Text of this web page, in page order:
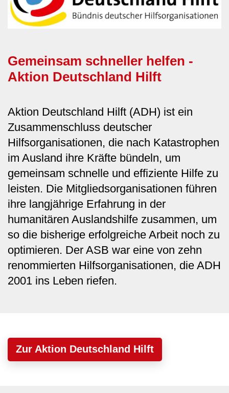
Gemeinsam schneller helfen -
Aktion Deutschland Hilft
Aktion Deutschland Hilft (ADH) ist ein
Zusammenschluss deutscher
Hilfsorganisationen, die nach Katastrophen
im Ausland ihre Kräfte bündeln, um
gemeinsam schnelle und effiziente Hilfe zu
leisten. Die Mitgliedsorganisationen führen
ihre langjährige Erfahrung in der
humanitären Auslandshilfe zusammen, um
so die bisherige erfolgreiche Arbeit noch zu
optimieren. Der ASB war eine von zehn
renommierten Hilfsorganisationen, die ADH
2001 ins Leben riefen.
Zur Aktion Deutschland Hilft